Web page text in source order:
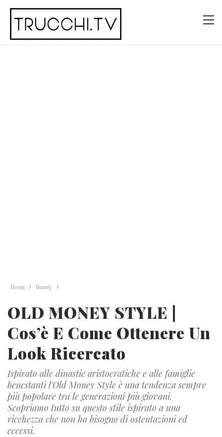
Home Beauty
OLD MONEY STYLE |
Cos’è E Come Ottenere Un
Look Ricercato
Ispirato alle dinastie aristocratiche e alle famiglie
benestanti l'Old Money Style è una tendenza sempre
più popolare tra le generazioni più giovani.
Scopriamo tutto su questo stile ispirato a una
ricchezza che non ha bisogno di ostentazioni ed
eccessi.